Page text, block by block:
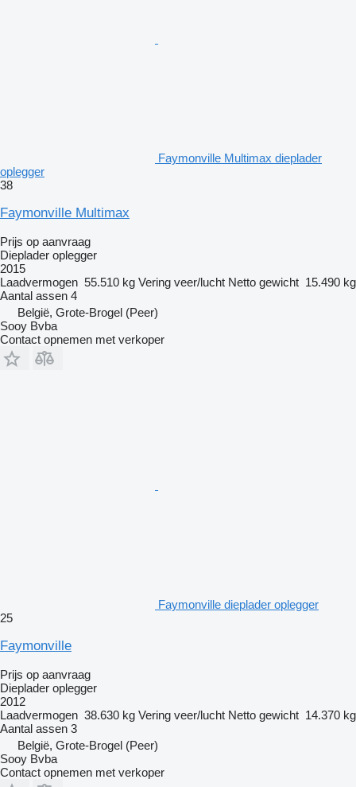
Faymonville Multimax dieplader
oplegger
38
Faymonville Multimax
Prijs op aanvraag
Dieplader oplegger
2015
Laadvermogen 55.510 kg Vering veer/lucht Netto gewicht 15.490 kg
Aantal assen 4
België, Grote-Brogel (Peer)
Sooy Bvba
Contact opnemen met verkoper
Faymonville dieplader oplegger
25
Faymonville
Prijs op aanvraag
Dieplader oplegger
2012
Laadvermogen 38.630 kg Vering veer/lucht Netto gewicht 14.370 kg
Aantal assen 3
België, Grote-Brogel (Peer)
Sooy Bvba
Contact opnemen met verkoper